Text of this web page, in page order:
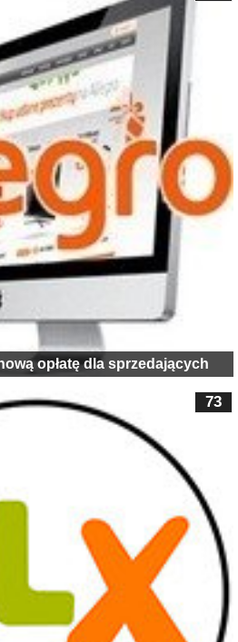
opłatę dla sprzedających
73